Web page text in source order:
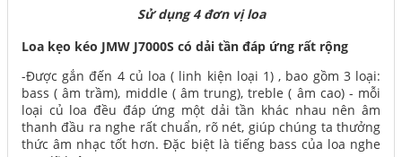
Sử dụng 4 đơn vị loa
Loa kẹo kéo JMW J7000S có dải tần đáp ứng rất rộng
-Được gắn đến 4 củ loa ( linh kiện loại 1) , bao gồm 3 loại:
bass ( âm trầm), middle ( âm trung), treble ( âm cao) - mỗi
loại củ loa đều đáp ứng một dải tần khác nhau nên âm
thanh đầu ra nghe rất chuẩn, rõ nét, giúp chúng ta thưởng
thức âm nhạc tốt hơn. Đặc biệt là tiếng bass của loa nghe